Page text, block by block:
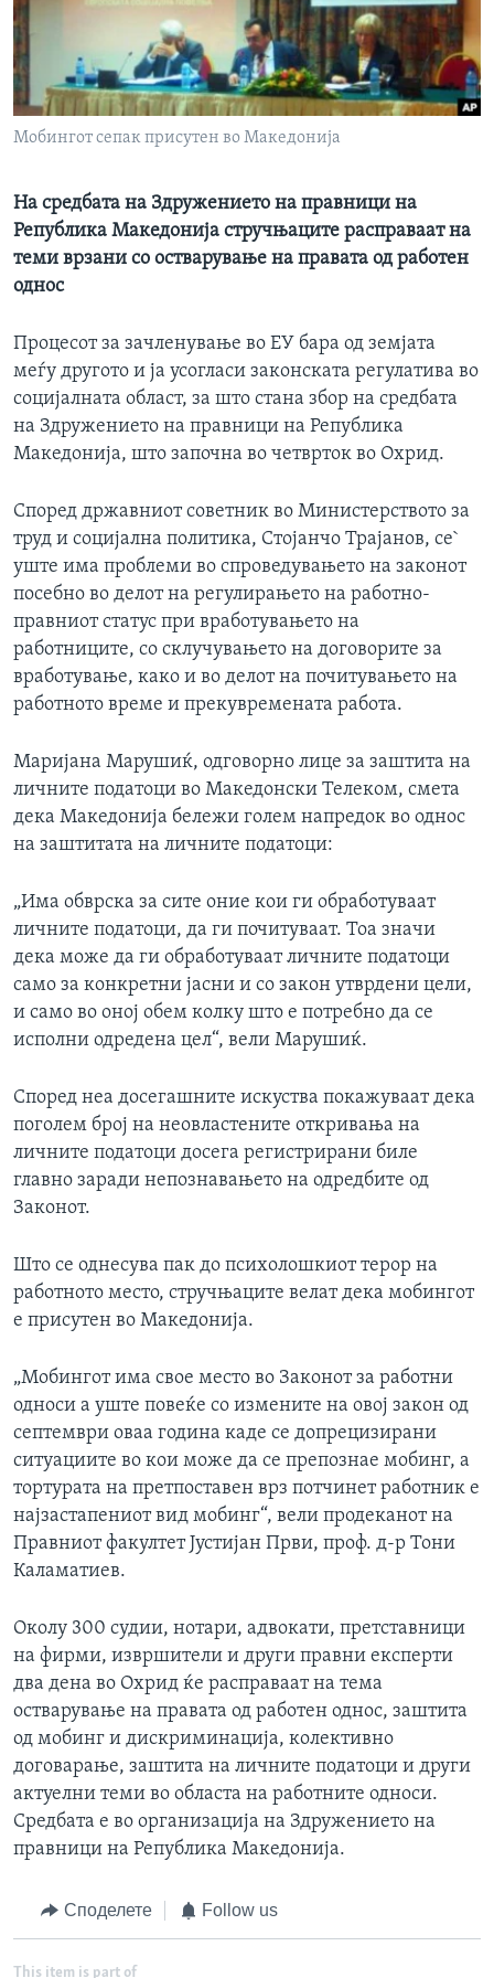
Мобингот сепак присутен во Македонија
На средбата на Здружението на правници на
Република Македонија стручњаците расправаат на
теми врзани со остварување на правата од работен
однос
Процесот за зачленување во ЕУ бара од земјата
меѓу другото и ја усогласи законската регулатива во
социјалната област, за што стана збор на средбата
на Здружението на правници на Република
Македонија, што започна во четврток во Охрид.
Според државниот советник во Министерството за
труд и социјална политика, Стојанчо Трајанов, се`
уште има проблеми во спроведувањето на законот
посебно во делот на регулирањето на работно-
правниот статус при вработувањето на
работниците, со склучувањето на договорите за
вработување, како и во делот на почитувањето на
работното време и прекувремената работа.
Маријана Марушиќ, одговорно лице за заштита на
личните податоци во Македонски Телеком, смета
дека Македонија бележи голем напредок во однос
на заштитата на личните податоци:
„Има обврска за сите оние кои ги обработуваат
личните податоци, да ги почитуваат. Тоа значи
дека може да ги обработуваат личните податоци
само за конкретни јасни и со закон утврдени цели,
и само во оној обем колку што е потребно да се
исполни одредена цел“, вели Марушиќ.
Според неа досегашните искуства покажуваат дека
поголем број на неовластените откривања на
личните податоци досега регистрирани биле
главно заради непознавањето на одредбите од
Законот.
Што се однесува пак до психолошкиот терор на
работното место, стручњаците велат дека мобингот
е присутен во Македонија.
„Мобингот има свое место во Законот за работни
односи а уште повеќе со измените на овој закон од
септември оваа година каде се допрецизирани
ситуациите во кои може да се препознае мобинг, а
тортурата на претпоставен врз потчинет работник е
најзастапениот вид мобинг“, вели продеканот на
Правниот факултет Јустијан Први, проф. д-р Тони
Каламатиев.
Околу 300 судии, нотари, адвокати, претставници
на фирми, извршители и други правни експерти
два дена во Охрид ќе расправаат на тема
остварување на правата од работен однос, заштита
од мобинг и дискриминација, колективно
договарање, заштита на личните податоци и други
актуелни теми во областа на работните односи.
Средбата е во организација на Здружението на
правници на Република Македонија.
Споделете Follow us
This item is part of